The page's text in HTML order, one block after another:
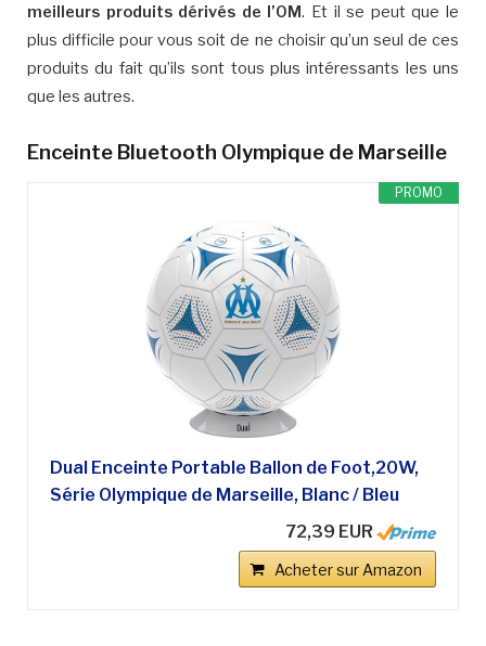
meilleurs produits dérivés de l’OM. Et il se peut que le
plus difficile pour vous soit de ne choisir qu’un seul de ces
produits du fait qu’ils sont tous plus intéressants les uns
que les autres.
Enceinte Bluetooth Olympique de Marseille
PROMO
Dual Enceinte Portable Ballon de Foot,20W,
Série Olympique de Marseille, Blanc / Bleu
72,39 EUR
Acheter sur Amazon